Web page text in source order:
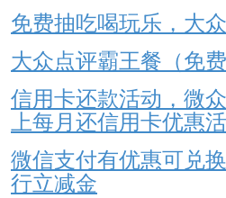
免费抽吃喝玩乐，大
大众点评霸王餐（免
信用卡还款活动，微
上每月还信用卡优惠
微信支付有优惠可兑
行立减金